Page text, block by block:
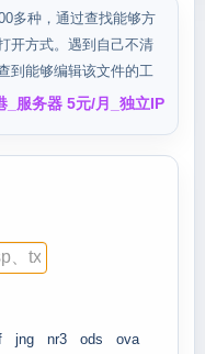
多种，通过查找能够方
开方式。遇到自己不清
到能够编辑该文件的工
_服务器 5元/月_独立IP
jng nr3 ods
ova